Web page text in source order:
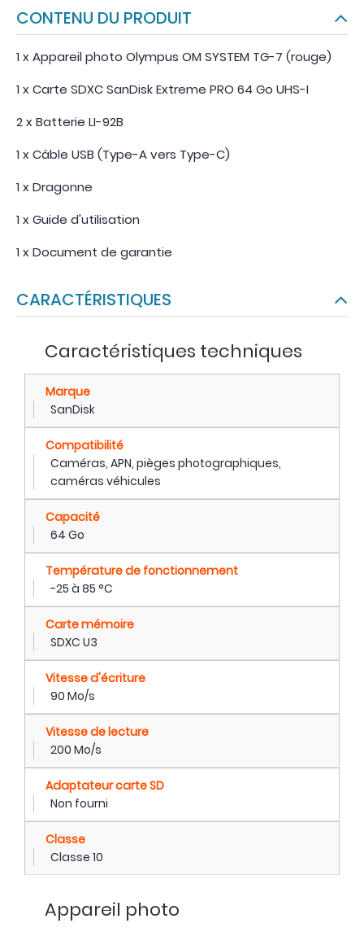
CONTENU DU PRODUIT
1 x Appareil photo Olympus OM SYSTEM TG-7 (rouge)
1 x Carte SDXC SanDisk Extreme PRO 64 Go UHS-I
2 x Batterie LI-92B
1 x Câble USB (Type-A vers Type-C)
1 x Dragonne
1 x Guide d'utilisation
1 x Document de garantie
CARACTÉRISTIQUES
Caractéristiques techniques
Marque
SanDisk
Compatibilité
Caméras, APN, pièges photographiques,
caméras véhicules
Capacité
64 Go
Température de fonctionnement
-25 à 85 °C
Carte mémoire
SDXC U3
Vitesse d'écriture
90 Mo/s
Vitesse de lecture
200 Mo/s
Adaptateur carte SD
Non fourni
Classe
Classe 10
Appareil photo